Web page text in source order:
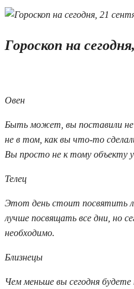
Гороскоп на
Овен
Быть может, вы поставили не
не в том, как вы что-то
Вы просто не к тому объекту
Телец
Этот день стоит посвятить
лучше посвящать все дни, но
необходимо.
Близнецы
Чем меньше вы сегодня